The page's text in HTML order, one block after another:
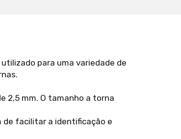
para uma variedade de
2,5 mm. O tamanho a torna
de facilitar a identificação e